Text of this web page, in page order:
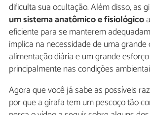
dificulta sua ocultação. Além disso, as
um sistema anatômico e fisiológico
eficiente para se manterem
implica na necessidade de uma
alimentação diária e um grande
principalmente nas condições
Agora que você já sabe as possíveis
por que a girafa tem um pescoço tão